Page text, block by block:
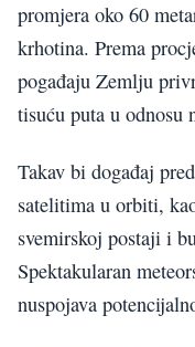
promjera oko 60
krhotina. Prema
pogađaju Zemlju
tisuću puta u odnosu
Takav bi događaj
satelitima u orbiti,
svemirskoj postaji i
Spektakularan
nuspojava